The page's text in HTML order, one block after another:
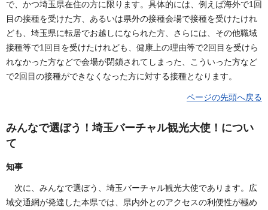
で、かつ埼玉県在住の方に限ります。具体的には、例えば海外で1回
目の接種を受けた方、あるいは県外の接種会場で接種を受けたけれ
ども、埼玉県に転居でお越しになられた方、さらには、その他職域
接種等で1回目を受けたけれども、健康上の理由等で2回目を受けら
れなかった方などで会場が閉鎖されてしまった、こういった方など
で2回目の接種ができなくなった方に対する接種となります。
ページの先頭へ戻る
みんなで選ぼう！埼玉バーチャル観光大使！につい
て
知事
次に、みんなで選ぼう、埼玉バーチャル観光大使であります。広
域交通網が発達した本県では、県内外とのアクセスの利便性が極め